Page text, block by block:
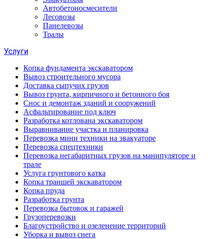
Автобетоносмесители
Лесовозы
Панелевозы
Тралы
Услуги
Копка фундамента экскаватором
Вывоз строительного мусора
Доставка сыпучих грузов
Вывоз грунта, кирпичного и бетонного боя
Снос и демонтаж зданий и сооружений
Асфальтирование под ключ
Разработка котлована экскаватором
Выравнивание участка и планировка
Перевозка мини техники на эвакуаторе
Перевозка спецтехники
Перевозка негабаритных грузов на манипуляторе и
трале
Услуга грунтового катка
Копка траншей экскаватором
Копка пруда
Разработка грунта
Перевозка бытовок и гаражей
Грузоперевозки
Благоустройство и озеленение территорий
Уборка и вывоз снега